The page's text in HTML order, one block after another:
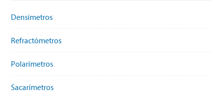
Densímetros
Refractómetros
Polarímetros
Sacarímetros